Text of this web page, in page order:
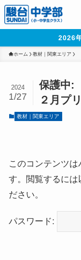
2026
ホーム 教材｜関東エリア
保護中:
２月プ
2024
1/27
教材｜関東エリア
このコンテンツ
す。閲覧するには
ださい。
パスワード: